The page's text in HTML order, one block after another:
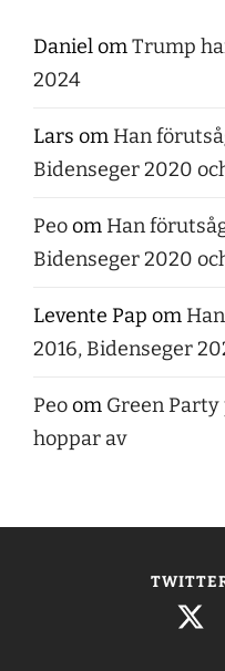
DanielomTrump
2024
Lars om Han
Bidenseger 2020
Peoom Han
Bidenseger 2020
Levente Pap om
2016, Bidenseger
Peoom Green
hoppar av